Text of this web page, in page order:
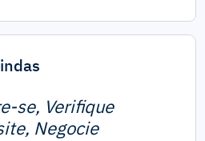
se, Verifique
Negocie